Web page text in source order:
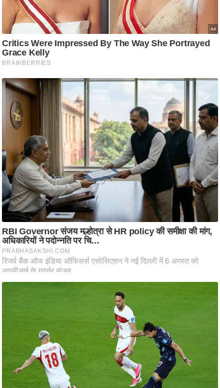
g
N
e
w
s
इ
फ
स्टा
इ
टे
क्नॉ
लॉ
जी
ब्यू
टी
/
फै
श
न
घ
नु
स्खे
प
ट